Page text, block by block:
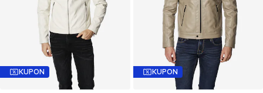
KUPON KUPON